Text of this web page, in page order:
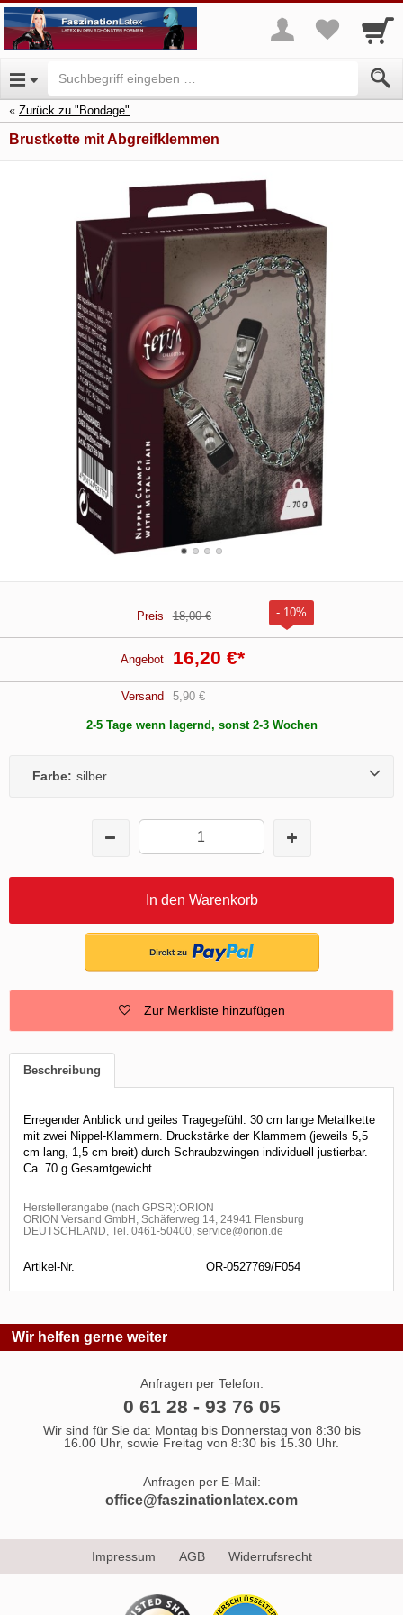
Zurück zu "Bondage"
Brustkette mit Abgreifklemmen
Preis 18,00 € - 10%
Angebot 16,20 €*
Versand 5,90 €
2-5 Tage wenn lagernd, sonst 2-3 Wochen
Farbe: silber
In den Warenkorb
Zur Merkliste hinzufügen
Beschreibung
Erregender Anblick und geiles Tragegefühl. 30 cm lange Metallkette
mit zwei Nippel-Klammern. Druckstärke der Klammern (jeweils 5,5
cm lang, 1,5 cm breit) durch Schraubzwingen individuell justierbar.
Ca. 70 g Gesamtgewicht.
Herstellerangabe (nach GPSR):ORION
ORION Versand GmbH, Schäferweg 14, 24941 Flensburg
DEUTSCHLAND, Tel. 0461-50400, service@orion.de
Artikel-Nr. OR-0527769/F054
Wir helfen gerne weiter
Anfragen per Telefon:
0 61 28 - 93 76 05
Wir sind für Sie da: Montag bis Donnerstag von 8:30 bis
16.00 Uhr, sowie Freitag von 8:30 bis 15.30 Uhr.
Anfragen per E-Mail:
office@faszinationlatex.com
Impressum AGB Widerrufsrecht